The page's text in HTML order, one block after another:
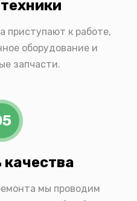
приступают к работе,
оборудование и
запчасти.
мы проводим